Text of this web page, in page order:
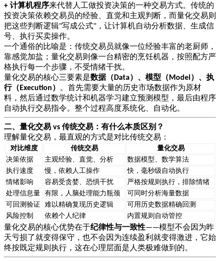
+ 计算机程序来代替人工做投资决策的一种交易方式。传统的
投资决策依赖交易员的经验、直觉和主观判断，而量化交易则
把这些判断逻辑"写成公式" ，让计算机自动分析数据、生成信
号、执行买卖操作。
一个通俗的比喻是：传统交易员就像一位经验丰富的老厨师，
靠感觉加盐；量化交易则像一台精密的烹饪机器，按照配方严
格执行每一个步骤，不受情绪干扰。
量化交易的核心三要素是数据（ Data）、模型（Model ）、执
行（ Execution）
。首先需要大量的历史市场数据作为原材
料，然后通过数学统计和机器学习建立预测模型，最后由程序
自动执行交易指令。整个过程高度系统化、自动化。
二、量化交易 vs 传统交易：有什么本质区别？
理解量化交易，最直观的方式是对比传统交易：
对比维度 传统交易
量化交易
决策依据
主观经验、直觉、分析
数据模型、数学算法
执行速度
慢，依赖人工操作
快，毫秒级自动执行
情绪影响
容易受贪婪、恐惧干扰
严格按规则执行，排除情绪
处理信息量
有限，人脑处理能力瓶颈
可同时分析海量数据
可回测验证
难以精确复现历史逻辑
可用历史数据精确回测
风险控制
依赖个人纪律 内置规则自动管控
量化交易的核心优势在于纪律性与一致性——模型不会因为昨
天亏损了就变得保守，也不会因为连续盈利就变得激进，它始
终按既定规则执行，这在心理层面是人类极难做到的。